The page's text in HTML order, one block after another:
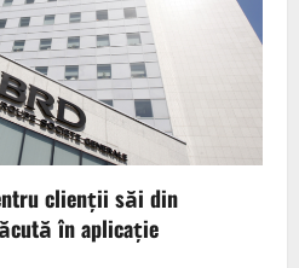
clienții săi din
în aplicație